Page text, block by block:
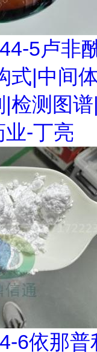
5卢非
式|中间
|检测图
业-丁亮
6依那普